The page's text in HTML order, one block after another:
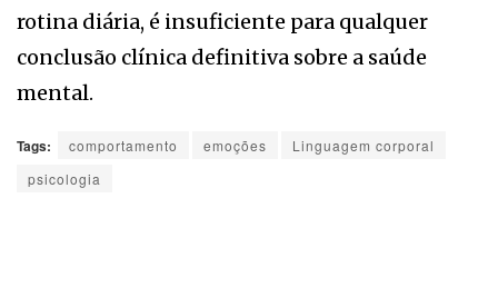
rotina diária, é insuficiente para qualquer
conclusão clínica definitiva sobre a saúde
mental.
Tags: comportamento emoções
Linguagem corporal
psicologia